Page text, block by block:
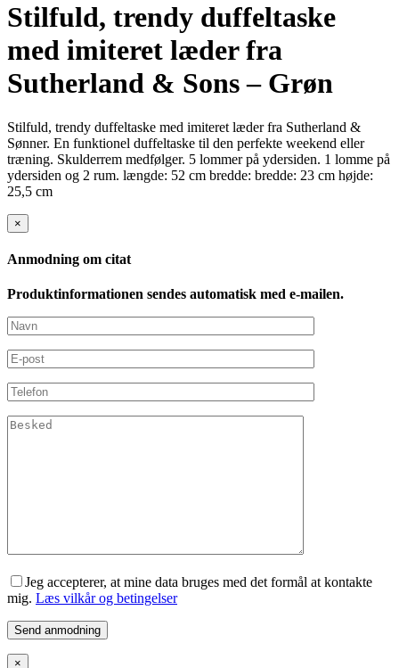
Stilfuld, trendy duffeltaske
med imiteret læder fra
Sutherland & Sons – Grøn
Stilfuld, trendy duffeltaske med imiteret læder fra Sutherland &
Sønner. En funktionel duffeltaske til den perfekte weekend eller
træning. Skulderrem medfølger. 5 lommer på ydersiden. 1 lomme på
ydersiden og 2 rum. længde: 52 cm bredde: bredde: 23 cm højde:
25,5 cm
×
Anmodning om citat
Produktinformationen sendes automatisk med e-mailen.
Jeg accepterer, at mine data bruges med det formål at kontakte
mig. Læs vilkår og betingelser
×